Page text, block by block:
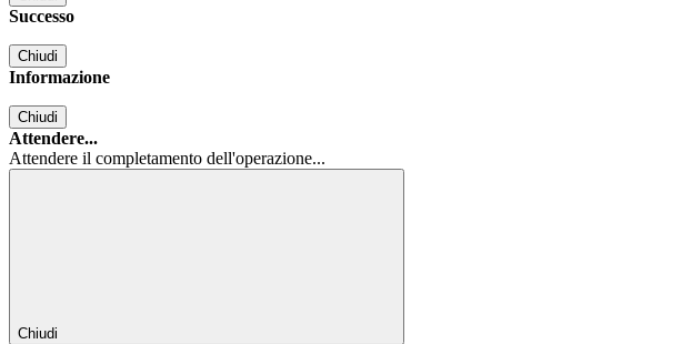
Successo
Chiudi
Informazione
Chiudi
Attendere...
Attendere il completamento dell'operazione...
Chiudi